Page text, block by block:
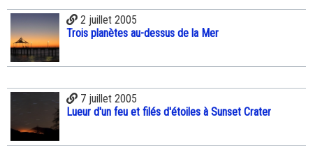
2 juillet 2005
Trois planètes au-dessus de la Mer
7 juillet 2005
Lueur d'un feu et filés d'étoiles à Sunset Crater